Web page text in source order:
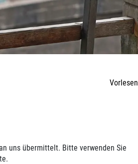
Vorlesen
uns übermittelt. Bitte verwenden Sie